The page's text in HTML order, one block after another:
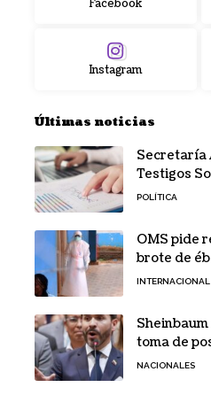
Facebook
Instagram
Últimas noticias
Secretaría
Testigos
POLÍTICA
OMS pide
brote de
INTERNACIONAL
toma de
NACIONALES